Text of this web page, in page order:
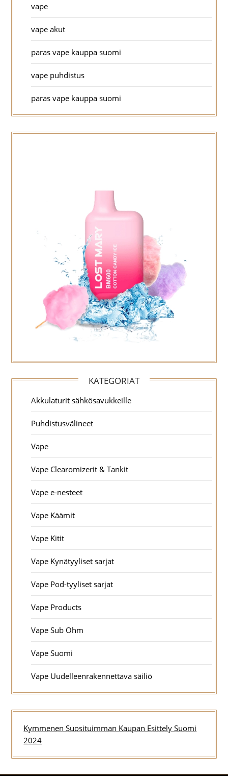
vape
vape akut
paras vape kauppa suomi
vape puhdistus
paras vape kauppa suomi
KATEGORIAT
Akkulaturit sähkösavukkeille
Puhdistusvälineet
Vape
Vape Clearomizerit & Tankit
Vape e-nesteet
Vape Käämit
Vape Kitit
Vape Kynätyyliset sarjat
Vape Pod-tyyliset sarjat
Vape Products
Vape Sub Ohm
Vape Suomi
Vape Uudelleenrakennettava säiliö
Kymmenen Suosituimman Kaupan Esittely Suomi
2024